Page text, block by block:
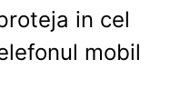
in cel
mobil